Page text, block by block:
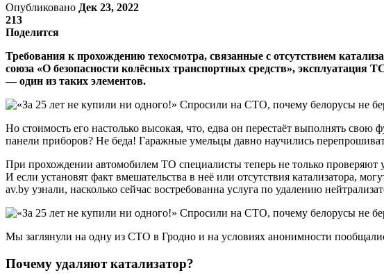
Опубликовано Дек 23, 2022
213
Поделится
Требования к прохождению техосмотра, связанные с отсутствием
союза «О безопасности колёсных транспортных средств», эксплуатация
— один из таких элементов.
Но стоимость его настолько высокая, что, едва он перестаёт выполнять
панели приборов? Не беда! Гаражные умельцы давно научились
При прохождении автомобилем ТО специалисты теперь не только проверяют
И если установят факт вмешательства в неё или отсутствия катализатора,
av.by узнали, насколько сейчас востребованна услуга по удалению
Мы заглянули на одну из СТО в Гродно и на условиях анонимности
Почему удаляют катализатор?